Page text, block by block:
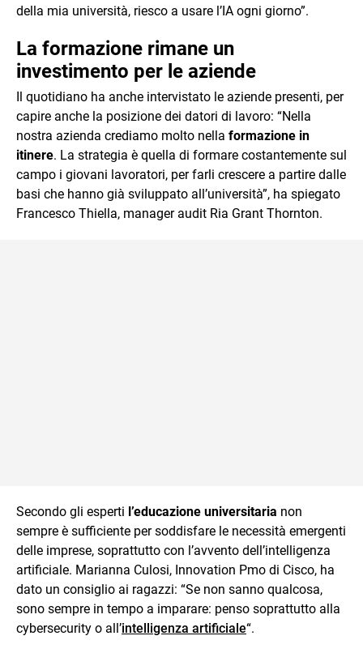
della mia università, riesco a usare l’IA ogni giorno”.
La formazione rimane un
investimento per le aziende
Il quotidiano ha anche intervistato le aziende presenti, per
capire anche la posizione dei datori di lavoro: “Nella
nostra azienda crediamo molto nella formazione in
itinere. La strategia è quella di formare costantemente sul
campo i giovani lavoratori, per farli crescere a partire dalle
basi che hanno già sviluppato all’università”, ha spiegato
Francesco Thiella, manager audit Ria Grant Thornton.
Secondo gli esperti l’educazione universitaria non
sempre è sufficiente per soddisfare le necessità emergenti
delle imprese, soprattutto con l’avvento dell’intelligenza
artificiale. Marianna Culosi, Innovation Pmo di Cisco, ha
dato un consiglio ai ragazzi: “Se non sanno qualcosa,
sono sempre in tempo a imparare: penso soprattutto alla
cybersecurity o all’intelligenza artificiale“.